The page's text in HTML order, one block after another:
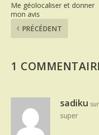
Me géolocaliser et donner
mon avis
PRÉCÉDENT
1
sadiku
super